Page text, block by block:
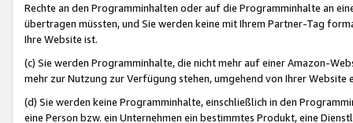
Rechte an den Programminhalten oder auf die Programminhalte an
übertragen müssten, und Sie werden keine mit Ihrem Partner-Tag
Ihre Website ist.
(c) Sie werden Programminhalte, die nicht mehr auf einer Amazon-
mehr zur Nutzung zur Verfügung stehen, umgehend von Ihrer
(d) Sie werden keine Programminhalte, einschließlich in den
eine Person bzw. ein Unternehmen ein bestimmtes Produkt, eine